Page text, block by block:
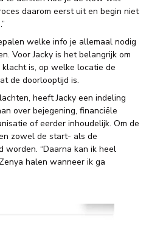
daarom eerst uit en begin niet
welke info je allemaal nodig
Voor Jacky is het belangrijk om
is, op welke locatie de
de doorlooptijd is.
heeft Jacky een indeling
over bejegening, financiële
of eerder inhoudelijk. Om de
zowel de start- als de
worden. “Daarna kan ik heel
halen wanneer ik ga